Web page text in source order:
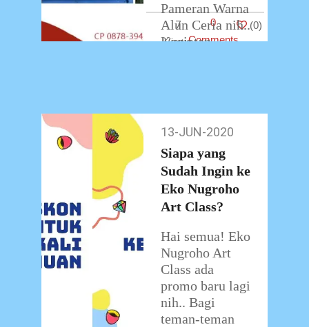
Pameran Warna
Alun Ceria nih..
Kegiatan
Class. Kegiatan
ini akan
…
7
0
Comments
(0)
13-
Jun-
2020
13-JUN-2020
Siapa yang
Sudah Ingin ke
Eko Nugroho
Art Class?
Hai semua! Eko
Nugroho Art
Class ada
promo baru lagi
nih.. Bagi
teman-teman